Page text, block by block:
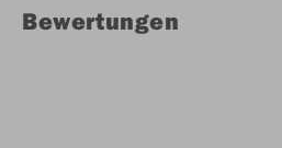
Bewertungen